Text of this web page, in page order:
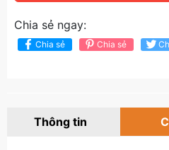
Chia sẻ ngay:
Chia sẻ Chia sẻ
Thông tin